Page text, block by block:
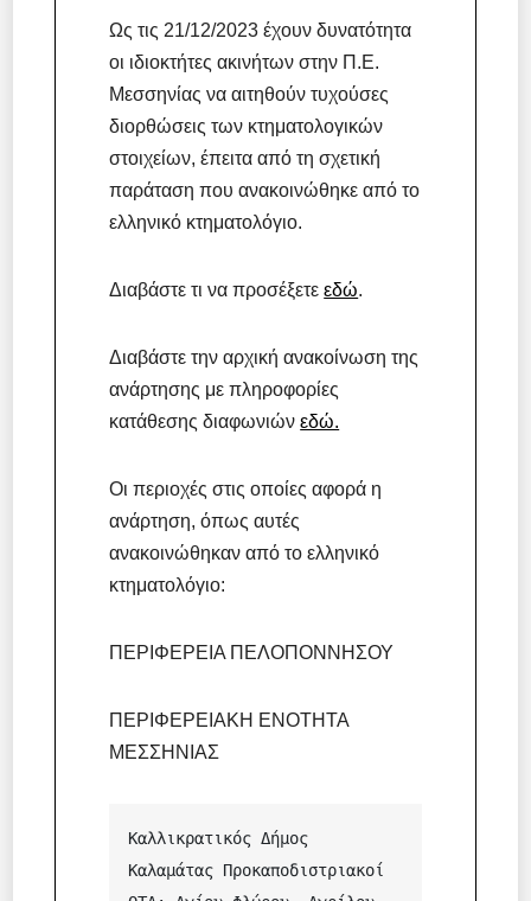
Ως τις 21/12/2023 έχουν δυνατότητα
οι ιδιοκτήτες ακινήτων στην Π.Ε.
Μεσσηνίας να αιτηθούν τυχούσες
διορθώσεις των κτηματολογικών
στοιχείων, έπειτα από τη σχετική
παράταση που ανακοινώθηκε από το
ελληνικό κτηματολόγιο.
Διαβάστε τι να προσέξετεεδώ.
Διαβάστε την αρχική ανακοίνωση της
ανάρτησης με πληροφορίες
κατάθεσης διαφωνιώνεδώ.
Οι περιοχές στις οποίες αφορά η
ανάρτηση, όπως αυτές
ανακοινώθηκαν από το ελληνικό
κτηματολόγιο:
ΠΕΡΙΦΕΡΕΙΑ ΠΕΛΟΠΟΝΝΗΣΟΥ
ΠΕΡΙΦΕΡΕΙΑΚΗ ΕΝΟΤΗΤΑ
ΜΕΣΣΗΝΙΑΣ
Καλλικρατικός Δήμος
Καλαμάτας Προκαποδιστριακοί